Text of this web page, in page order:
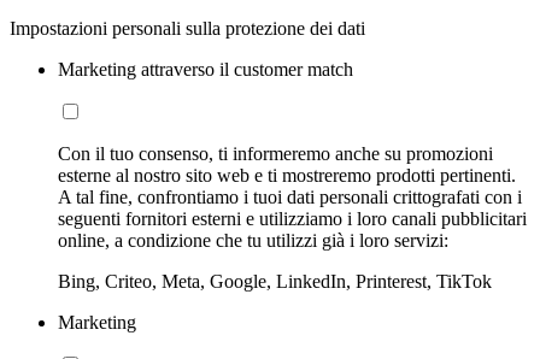
Impostazioni personali sulla protezione dei dati
Marketing attraverso il customer match
Con il tuo consenso, ti informeremo anche su promozioni
esterne al nostro sito web e ti mostreremo prodotti pertinenti.
A tal fine, confrontiamo i tuoi dati personali crittografati con i
seguenti fornitori esterni e utilizziamo i loro canali pubblicitari
online, a condizione che tu utilizzi già i loro servizi:
Bing, Criteo, Meta, Google, LinkedIn, Printerest, TikTok
Marketing